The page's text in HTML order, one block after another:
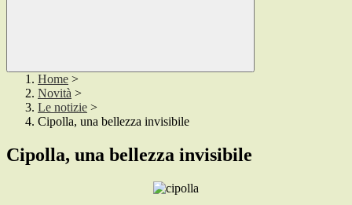
Home >
Novità >
Le notizie >
Cipolla, una bellezza invisibile
Cipolla, una bellezza invisibile